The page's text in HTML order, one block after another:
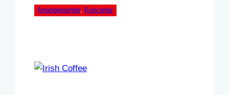
Arrangementer, Koncerter